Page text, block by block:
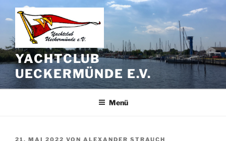
Zum
Inhalt
springen
YACHTCLUB
UECKERMÜNDE E.V.
Menü
VERÖFFENTLICHT